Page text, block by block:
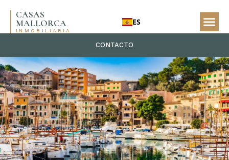
CASAS
MALLORCA
INMOBILIARIA
ES
CONTACTO